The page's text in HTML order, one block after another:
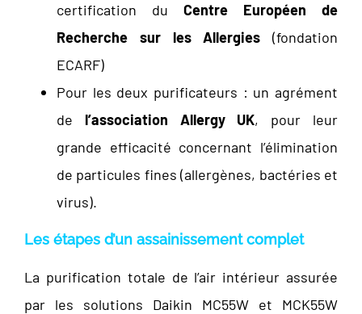
certification du Centre Européen de
Recherche sur les Allergies (fondation
ECARF)
Pour les deux purificateurs : un agrément
de l’association Allergy UK, pour leur
grande efficacité concernant l’élimination
de particules fines (allergènes, bactéries et
virus).
Les étapes d’un assainissement complet
La purification totale de l’air intérieur assurée
par les solutions Daikin MC55W et MCK55W